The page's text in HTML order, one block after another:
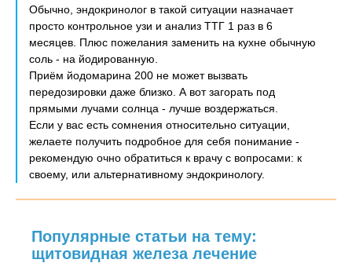
Обычно, эндокринолог в такой ситуации назначает
просто контрольное узи и анализ ТТГ 1 раз в 6
месяцев. Плюс пожелания заменить на кухне обычную
соль - на йодированную.
Приём йодомарина 200 не может вызвать
передозировки даже близко. А вот загорать под
прямыми лучами солнца - лучше воздержаться.
Если у вас есть сомнения относительно ситуации,
желаете получить подробное для себя понимание -
рекомендую очно обратиться к врачу с вопросами: к
своему, или альтернативному эндокринологу.
Популярные статьи на тему:
щитовидная железа лечение